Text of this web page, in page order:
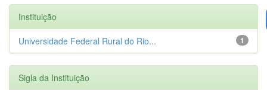
Instituição
1
Universidade Federal Rural do Rio...
Sigla da Instituição